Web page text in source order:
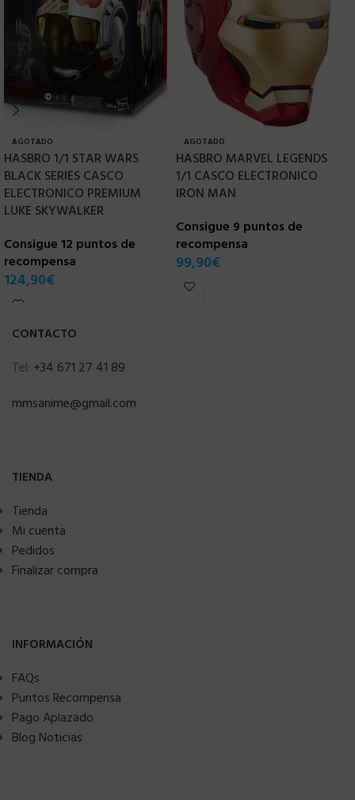
AGOTADO
HASBRO 1/1 STAR WARS
BLACK SERIES CASCO
ELECTRONICO PREMIUM
LUKE SKYWALKER
Consigue 12 puntos de
recompensa
124,90€
AGOTADO
HASBRO MARVEL LEGENDS
1/1 CASCO ELECTRONICO
IRON MAN
Consigue 9 puntos de
recompensa
99,90€
CONTACTO
Tel: +34 671 27 41 89
mmsanime@gmail.com
TIENDA
Tienda
Mi cuenta
Pedidos
Finalizar compra
INFORMACIÓN
FAQs
Puntos Recompensa
Pago Aplazado
Blog Noticias